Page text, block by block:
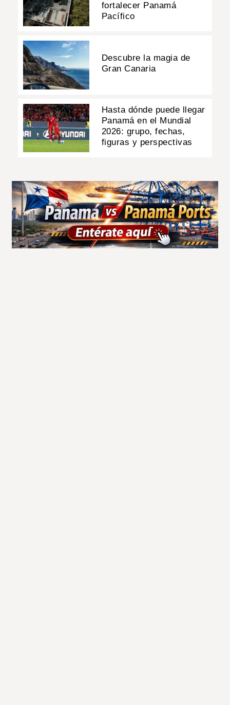
fortalecer Panamá
Pacífico
Descubre la magia de
Gran Canaria
Hasta dónde puede llegar
Panamá en el Mundial
2026: grupo, fechas,
figuras y perspectivas